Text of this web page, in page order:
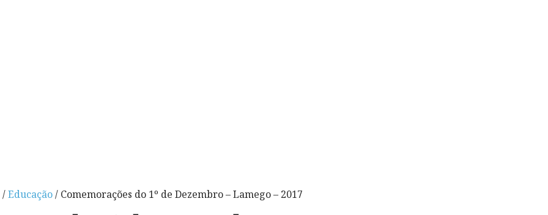
/Educação/ Comemorações do 1º de Dezembro – Lamego – 2017